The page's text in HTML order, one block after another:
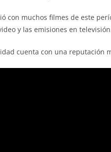
con muchos filmes de este
y las emisiones en
cuenta con una reputación